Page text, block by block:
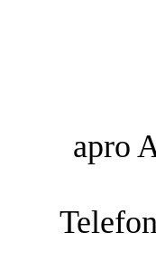
apro